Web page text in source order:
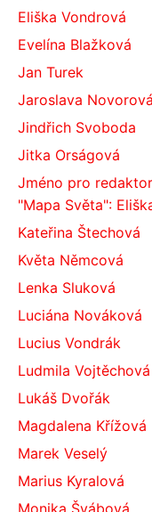
Eliška Vondrová
Evelína Blažková
Jan Turek
Jaroslava Novorová
Jindřich Svoboda
Jitka Orságová
Jméno pro
"Mapa Světa":
Kateřina Štechová
Květa Němcová
Lenka Sluková
Luciána Nováková
Lucius Vondrák
Ludmila Vojtěchová
Lukáš Dvořák
Magdalena Křížová
Marek Veselý
Marius Kyralová
Monika Švábová